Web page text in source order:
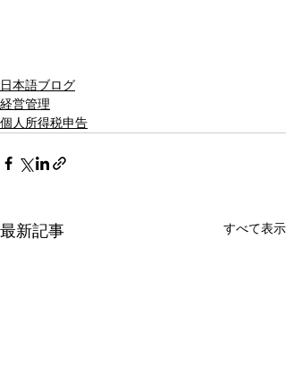
日本語ブログ
経営管理
個人所得税申告
最新記事 すべて表示